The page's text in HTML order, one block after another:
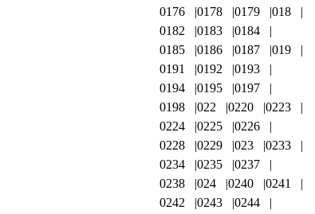
0176
0178 0179
018
0182
0183
0184
0185
0186 0187
019
0191
0192
0193
0194
0195
0197
0198
022 0220
0223
0224
0225
0226
0228
0229 023
0233
0234
0235
0237
0238
024 0240
0241
0242
0243
0244